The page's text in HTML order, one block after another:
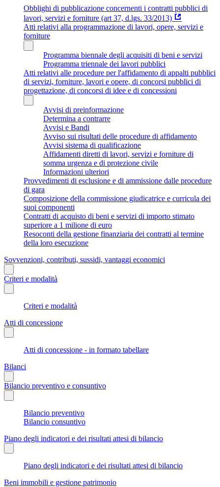
Obblighi di pubblicazione concernenti i contratti pubblici di
lavori, servizi e forniture (art 37, d.lgs. 33/2013)
Atti relativi alla programmazione di lavori, opere, servizi e
forniture
Programma biennale degli acquisiti di beni e servizi
Programma triennale dei lavori pubblici
Atti relativi alle procedure per l'affidamento di appalti pubblici
di servizi, forniture, lavori e opere, di concorsi pubblici di
progettazione, di concorsi di idee e di concessioni
Avvisi di preinformazione
Determina a contrarre
Avvisi e Bandi
Avviso sui risultati delle procedure di affidamento
Avvisi sistema di qualificazione
Affidamenti diretti di lavori, servizi e forniture di
somma urgenza e di protezione civile
Informazioni ulteriori
Provvedimenti di esclusione e di ammissione dalle procedure
di gara
Composizione della commissione giudicatrice e curricula dei
suoi componenti
Contratti di acquisto di beni e servizi di importo stimato
superiore a 1 milione di euro
Resoconti della gestione finanziaria dei contratti al termine
della loro esecuzione
Sovvenzioni, contributi, sussidi, vantaggi economici
Criteri e modalità
Criteri e modalità
Atti di concessione
Atti di concessione - in formato tabellare
Bilanci
Bilancio preventivo e consuntivo
Bilancio preventivo
Bilancio consuntivo
Piano degli indicatori e dei risultati attesi di bilancio
Piano degli indicatori e dei risultati attesi di bilancio
Beni immobili e gestione patrimonio